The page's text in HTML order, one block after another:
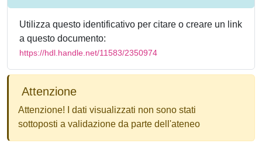
Utilizza questo identificativo per citare o creare un link
a questo documento:
https://hdl.handle.net/11583/2350974
Attenzione
Attenzione! I dati visualizzati non sono stati
sottoposti a validazione da parte dell'ateneo